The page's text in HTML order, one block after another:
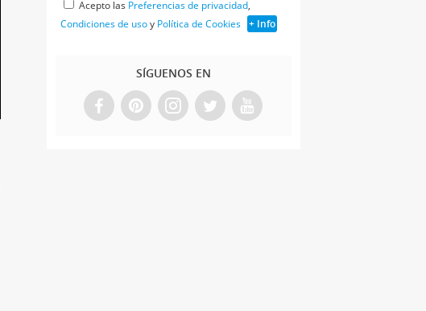
Acepto las Preferencias de privacidad,
Condiciones de usoy Política de Cookies + Info
SÍGUENOS EN